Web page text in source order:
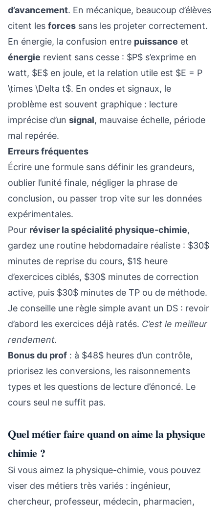
d’avancement. En mécanique, beaucoup d’élèves
citent les forces sans les projeter correctement.
En énergie, la confusion entre puissance et
énergie revient sans cesse : $P$ s’exprime en
watt, $E$ en joule, et la relation utile est $E = P
\times \Delta t$. En ondes et signaux, le
problème est souvent graphique : lecture
imprécise d’un signal, mauvaise échelle, période
mal repérée.
Erreurs fréquentes
Écrire une formule sans définir les grandeurs,
oublier l’unité finale, négliger la phrase de
conclusion, ou passer trop vite sur les données
expérimentales.
Pour réviser la spécialité physique-chimie,
gardez une routine hebdomadaire réaliste : $30$
minutes de reprise du cours, $1$ heure
d’exercices ciblés, $30$ minutes de correction
active, puis $30$ minutes de TP ou de méthode.
Je conseille une règle simple avant un DS : revoir
d’abord les exercices déjà ratés. C’est le meilleur
rendement.
Bonus du prof : à $48$ heures d’un contrôle,
priorisez les conversions, les raisonnements
types et les questions de lecture d’énoncé. Le
cours seul ne suffit pas.
Quel métier faire quand on aime la physique
chimie ?
Si vous aimez la physique-chimie, vous pouvez
viser des métiers très variés : ingénieur,
chercheur, professeur, médecin, pharmacien,